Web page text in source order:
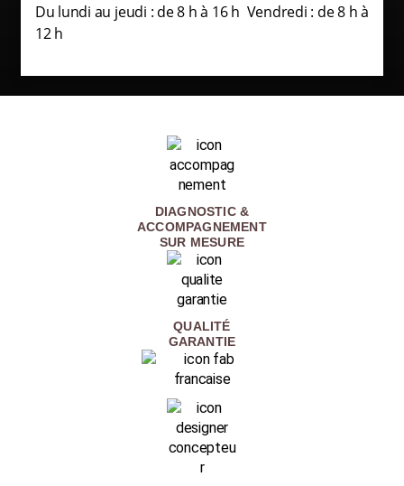
Du lundi au jeudi : de 8 h à 16 h Vendredi : de 8 h à
12 h
DIAGNOSTIC &
ACCOMPAGNEMENT
SUR MESURE
QUALITÉ
GARANTIE